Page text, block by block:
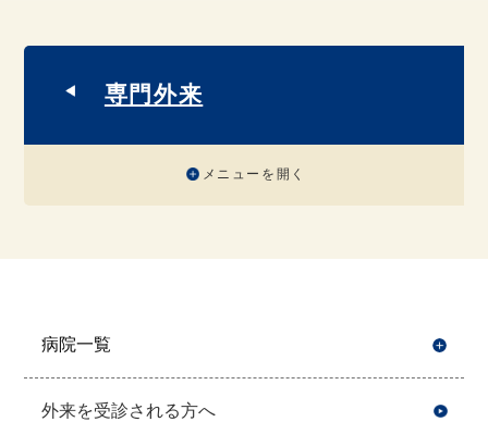
専門外来
メニューを開く
病院一覧
外来を受診される方へ